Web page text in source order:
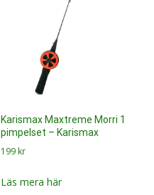
Karismax Maxtreme Morri 1
pimpelset – Karismax
199 kr
Läs mera här